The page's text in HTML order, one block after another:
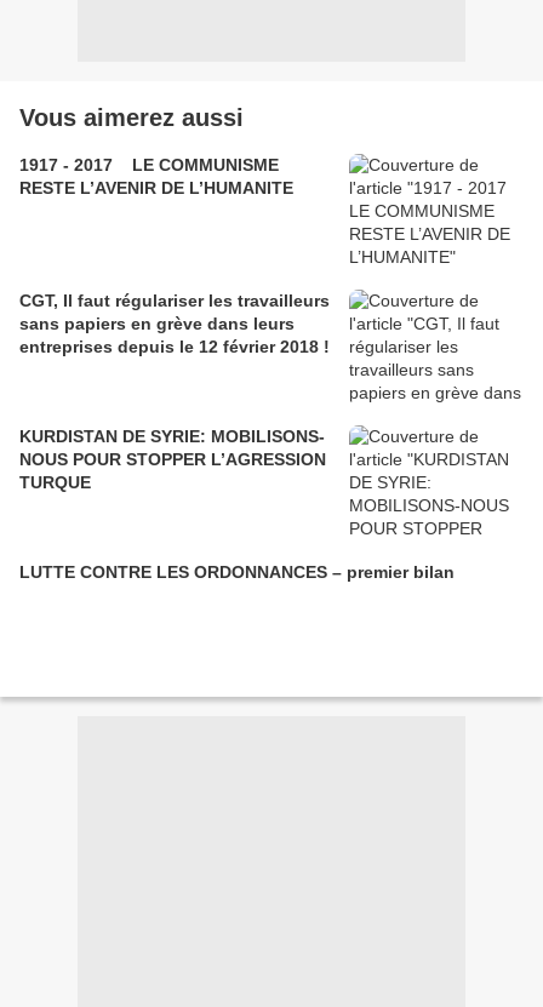
Vous aimerez aussi
1917 - 2017 LE COMMUNISME
RESTE L’AVENIR DE L’HUMANITE
CGT, Il faut régulariser les travailleurs
sans papiers en grève dans leurs
entreprises depuis le 12 février 2018 !
KURDISTAN DE SYRIE: MOBILISONS-
NOUS POUR STOPPER L’AGRESSION
TURQUE
LUTTE CONTRE LES ORDONNANCES – premier bilan